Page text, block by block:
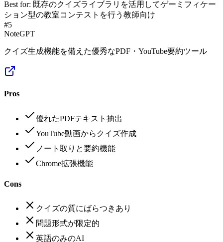
Best for: 既存のクイズライブラリを活用してゲーミフィケー
ション型の教室コンテストを行う教師向け
#5
NoteGPT
クイズ生成機能を備えた優秀なPDF・YouTube要約ツール
Pros
優れたPDFテキスト抽出
YouTube動画からクイズ作成
ノート取りと要約機能
Chrome拡張機能
Cons
クイズの質にばらつきあり
問題形式が限定的
英語のみのAI